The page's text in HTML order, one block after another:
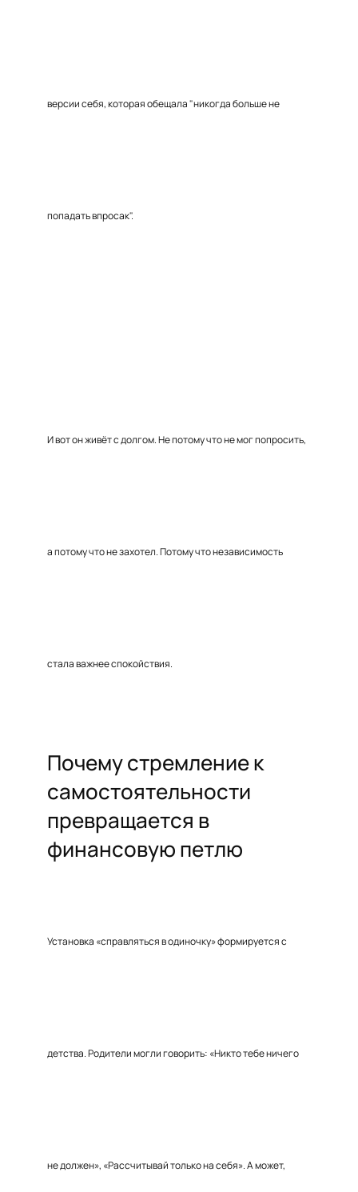
версии себя, которая обещала "никогда больше не
попадать впросак".
И вот он живёт с долгом. Не потому что не мог попросить,
а потому что не захотел. Потому что независимость
стала важнее спокойствия.
Почему стремление к
самостоятельности
превращается в
финансовую петлю
Установка «справляться в одиночку» формируется с
детства. Родители могли говорить: «Никто тебе ничего
не должен», «Рассчитывай только на себя». А может,